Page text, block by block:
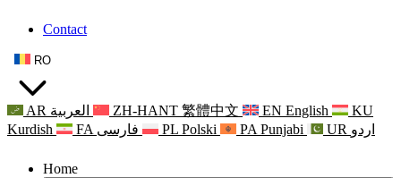
Contact
RO
AR العربية ZH-HANT 繁體中文 EN English
KU
Kurdish
FA فارسی PL Polski PA Punjabi UR اردو
Home